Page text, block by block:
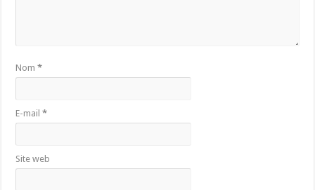
Nom*
E-mail*
Site web